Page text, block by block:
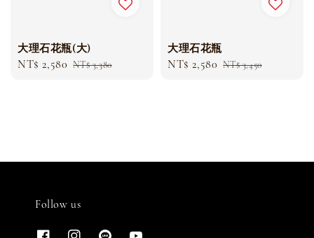
大理石花瓶(大)
Sale
NT$ 2,580 Regular
NT$ 3,380
大理石花瓶
Sale
NT$ 2,580 Regular
NT$ 3,450
Follow us